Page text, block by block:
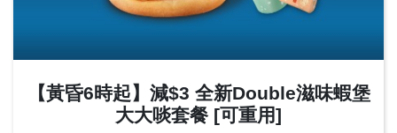
【黃昏6時起】減$3 全新Double滋味蝦堡
大大啖套餐 [可重用]